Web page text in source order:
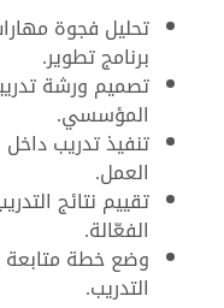
تحليل فجوة
برنامج تطوير.
تصميم ورشة
المؤسسي.
تنفيذ تدريب
العمل.
تقييم نتائج
الفعّالة.
وضع خطة متابعة
التدريب.